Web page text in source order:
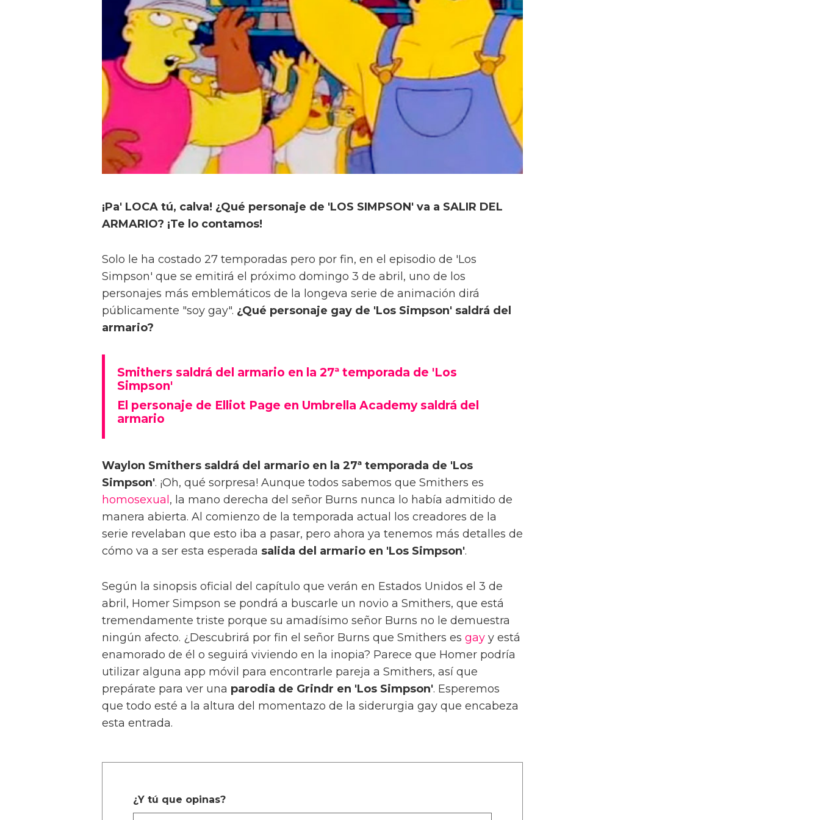
¡Pa' LOCA tú, calva! ¿Qué personaje de 'LOS SIMPSON' va a SALIR DEL
ARMARIO? ¡Te lo contamos!
Solo le ha costado 27 temporadas pero por fin, en el episodio de 'Los
Simpson' que se emitirá el próximo domingo 3 de abril, uno de los
personajes más emblemáticos de la longeva serie de animación dirá
públicamente "soy gay". ¿Qué personaje gay de 'Los Simpson' saldrá del
armario?
Smithers saldrá del armario en la 27ª temporada de 'Los
Simpson'
El personaje de Elliot Page en Umbrella Academy saldrá del
armario
Waylon Smithers saldrá del armario en la 27ª temporada de 'Los
Simpson'. ¡Oh, qué sorpresa! Aunque todos sabemos que Smithers es
homosexual , la mano derecha del señor Burns nunca lo había admitido de
manera abierta. Al comienzo de la temporada actual los creadores de la
serie revelaban que esto iba a pasar, pero ahora ya tenemos más detalles de
cómo va a ser esta esperada salida del armario en 'Los Simpson'.
Según la sinopsis oficial del capítulo que verán en Estados Unidos el 3 de
abril, Homer Simpson se pondrá a buscarle un novio a Smithers, que está
tremendamente triste porque su amadísimo señor Burns no le demuestra
ningún afecto. ¿Descubrirá por fin el señor Burns que Smithers es gay y está
enamorado de él o seguirá viviendo en la inopia? Parece que Homer podría
utilizar alguna app móvil para encontrarle pareja a Smithers, así que
prepárate para ver una parodia de Grindr en 'Los Simpson'. Esperemos
que todo esté a la altura del momentazo de la siderurgia gay que encabeza
esta entrada.
¿Y tú que opinas?